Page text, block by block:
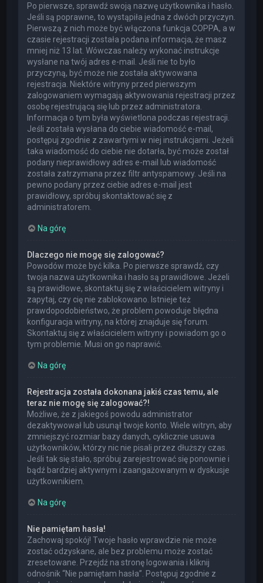
Po pierwsze, sprawdź swoją nazwę użytkownika i hasło.
Jeśli są poprawne, to wystąpiła jedna z dwóch przyczyn.
Pierwszą z nich może być włączona funkcja COPPA, a w
czasie rejestracji została podana informacja, że masz
mniej niż 13 lat. Wówczas należy wykonać instrukcje
wysłane na twój adres e-mail. Jeśli nie to było
przyczyną, być może nie została aktywowana
rejestracja. Niektóre witryny przed pierwszym
zalogowaniem wymagają aktywowania rejestracji przez
osobę rejestrującą się lub przez administratora.
Informacja o tym była wyświetlona podczas rejestracji.
Jeśli została wysłana do ciebie wiadomość e-mail,
postępuj zgodnie z zawartymi w niej instrukcjami. Jeżeli
taka wiadomość do ciebie nie dotarła, być może został
podany nieprawidłowy adres e-mail lub wiadomość
została zatrzymana przez filtr antyspamowy. Jeśli na
pewno podany przez ciebie adres e-mail jest
prawidłowy, spróbuj skontaktować się z
administratorem.
Na górę
Dlaczego nie mogę się zalogować?
Powodów może być kilka. Po pierwsze sprawdź, czy
twoja nazwa użytkownika i hasło są prawidłowe. Jeżeli
są prawidłowe, skontaktuj się z właścicielem witryny i
zapytaj, czy cię nie zablokowano. Istnieje też
prawdopodobieństwo, że problem powoduje błędna
konfiguracja witryny, na której znajduje się forum.
Skontaktuj się z właścicielem witryny i powiadom go o
tym problemie. Musi on go naprawić.
Na górę
Rejestracja została dokonana jakiś czas temu, ale
teraz nie mogę się zalogować?!
Możliwe, że z jakiegoś powodu administrator
dezaktywował lub usunął twoje konto. Wiele witryn, aby
zmniejszyć rozmiar bazy danych, cyklicznie usuwa
użytkowników, którzy nic nie pisali przez dłuższy czas.
Jeśli tak się stało, spróbuj zarejestrować się ponownie i
bądź bardziej aktywnym i zaangażowanym w dyskusje
użytkownikiem.
Na górę
Nie pamiętam hasła!
Zachowaj spokój! Twoje hasło wprawdzie nie może
zostać odzyskane, ale bez problemu może zostać
zresetowane. Przejdź na stronę logowania i kliknij
odnośnik “Nie pamiętam hasła”. Postępuj zgodnie z